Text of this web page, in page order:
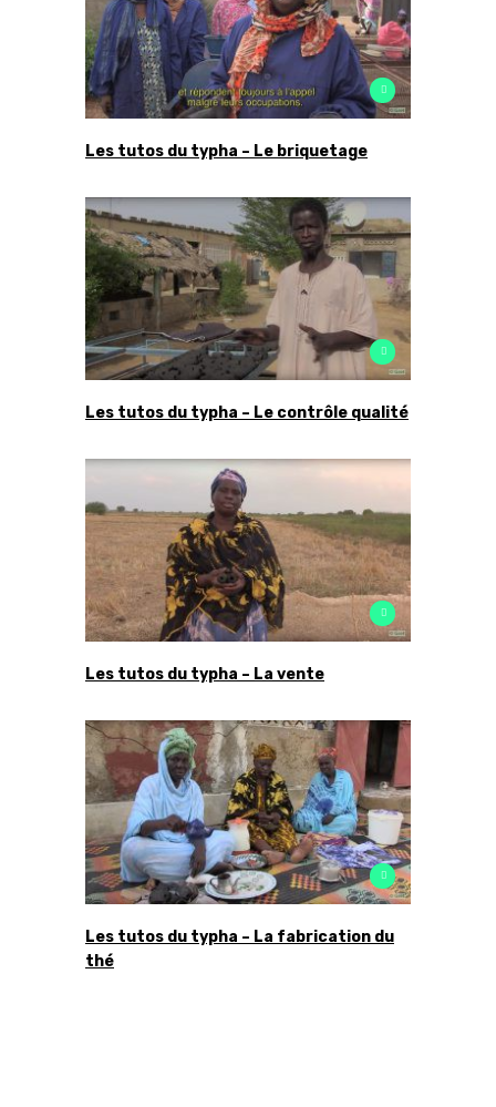
Les tutos du typha – Le briquetage
Les tutos du typha – Le contrôle qualité
Les tutos du typha – La vente
Les tutos du typha – La fabrication du
thé